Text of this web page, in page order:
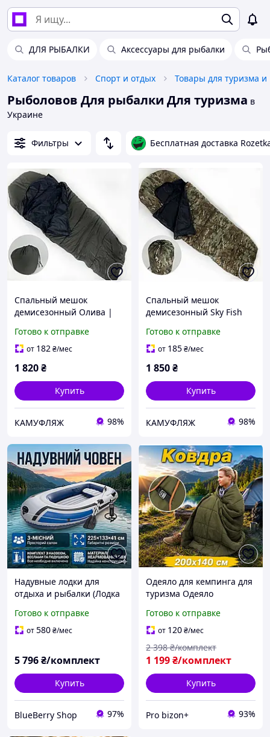
ДЛЯ РЫБАЛКИ Аксессуары для рыбалки
Каталог товаров Спорт и отдых Товары для туризма
Рыболовов Для рыбалки Для туризма в
Украине
Фильтры Бесплатная доставка
Спальный мешок
демисезонный Олива |
ЗСУ, туризма, охоты и
рыбалки
Готово к отправке
от 182₴/мес
1 820₴
Купить
КАМУФЛЯЖ 98%
Спальный мешок
демисезонный Sky Fish
спальник для ЗСУ,
туризма, охоты и
Готово к отправке
от 185₴/мес
1 850₴
Купить
КАМУФЛЯЖ 98%
Надувные лодки для
отдыха и рыбалки (Лодка
сплавов) Рыбацкие лодки
(Лодка для рыболова) 3-
Готово к отправке
от580₴/мес
5 796₴/комплект
Купить
BlueBerry Shop 97%
Одеяло для кемпинга для
туризма Одеяло
рыбалки Легкое одеяло
для походов в палатку
Качественная 140 х 200
см
Готово к отправке
от 120₴/мес
1 199₴/комплект
2 398 ₴/комплект
Купить
Pro bizon+ 93%